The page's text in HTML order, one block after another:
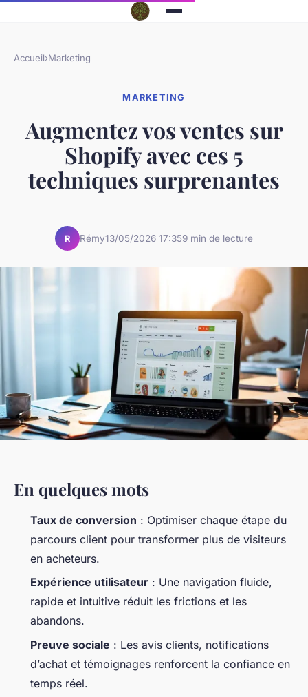
Accueil›Marketing
MARKETING
Augmentez vos ventes sur
Shopify avec ces 5
techniques surprenantes
R Rémy13/05/2026 17:359 min de lecture
En quelques mots
Taux de conversion : Optimiser chaque étape du
parcours client pour transformer plus de visiteurs
en acheteurs.
Expérience utilisateur : Une navigation fluide,
rapide et intuitive réduit les frictions et les
abandons.
Preuve sociale : Les avis clients, notifications
d’achat et témoignages renforcent la confiance en
temps réel.